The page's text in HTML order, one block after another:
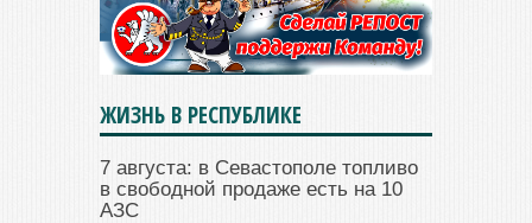
ЖИЗНЬ В РЕСПУБЛИКЕ
7 августа: в Севастополе топливо
в свободной продаже есть на 10
АЗС